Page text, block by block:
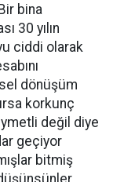
bina
30 yılın
ciddi olarak
dönüşüm
korkunç
değil diye
geçiyor
bitmiş